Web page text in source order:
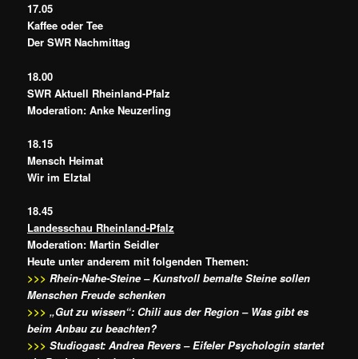
17.05
Kaffee oder Tee
Der SWR Nachmittag
18.00
SWR Aktuell Rheinland-Pfalz
Moderation: Anke Neuzerling
18.15
Mensch Heimat
Wir im Elztal
18.45
Landesschau Rheinland-Pfalz
Moderation: Martin Seidler
Heute unter anderem mit folgenden Themen:
>>> Rhein-Nahe-Steine – Kunstvoll bemalte Steine sollen
Menschen Freude schenken
>>> „Gut zu wissen“: Chili aus der Region – Was gibt es
beim Anbau zu beachten?
>>> Studiogast: Andrea Revers – Eifeler Psychologin startet